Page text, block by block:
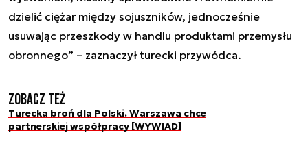
dzielić ciężar między sojuszników, jednocześnie
usuwając przeszkody w handlu produktami przemysłu
obronnego” – zaznaczył turecki przywódca.
Zobacz też
Turecka broń dla Polski. Warszawa chce
partnerskiej współpracy [WYWIAD]